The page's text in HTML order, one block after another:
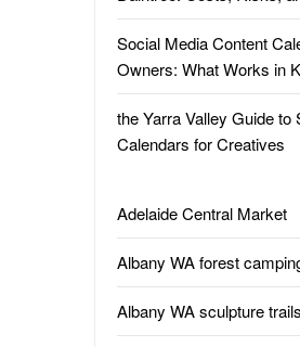
Social Media Content
Owners: What Works in
the Yarra Valley Guide to
Calendars for Creatives
Adelaide Central Market
Albany WA forest
Albany WA sculpture trails